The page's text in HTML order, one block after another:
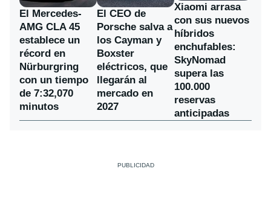
El Mercedes-
AMG CLA 45
establece un
récord en
Nürburgring
con un tiempo
de 7:32,070
minutos
El CEO de
Porsche salva a
los Cayman y
Boxster
eléctricos, que
llegarán al
mercado en
2027
Xiaomi arrasa
con sus nuevos
híbridos
enchufables:
SkyNomad
supera las
100.000
reservas
anticipadas